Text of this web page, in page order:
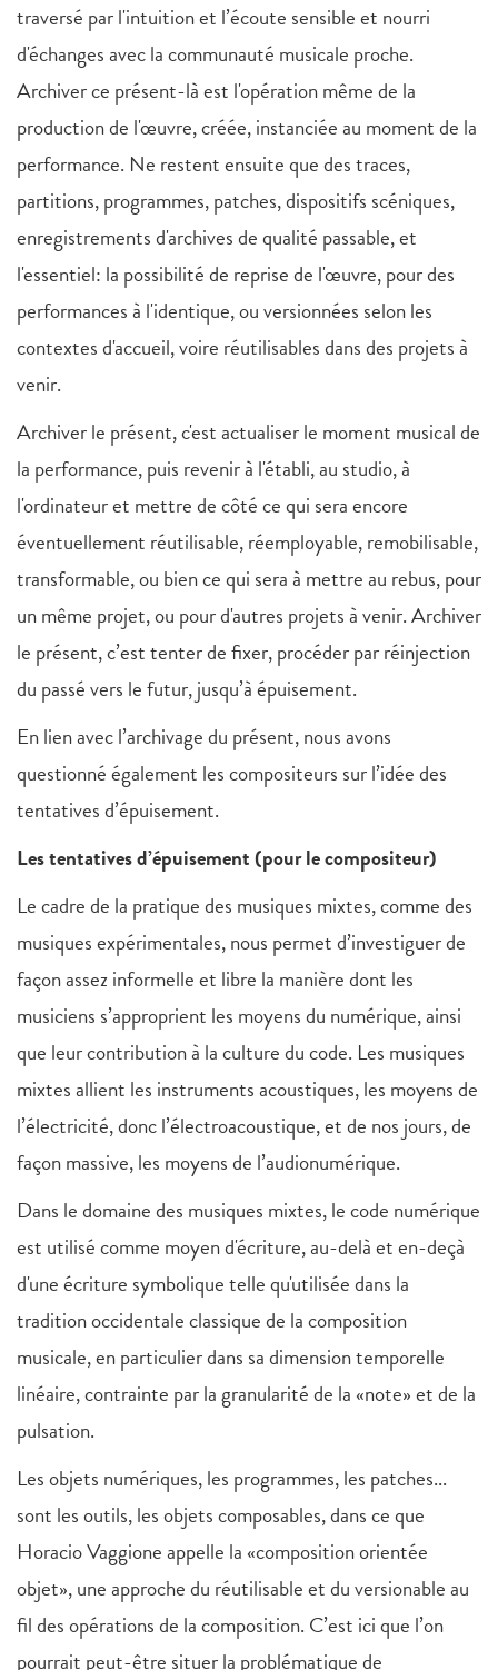
traversé par l'intuition et l’écoute sensible et nourri
d'échanges avec la communauté musicale proche.
Archiver ce présent-là est l'opération même de la
production de l'œuvre, créée, instanciée au moment de la
performance. Ne restent ensuite que des traces,
partitions, programmes, patches, dispositifs scéniques,
enregistrements d'archives de qualité passable, et
l'essentiel: la possibilité de reprise de l'œuvre, pour des
performances à l'identique, ou versionnées selon les
contextes d'accueil, voire réutilisables dans des projets à
venir.
Archiver le présent, c'est actualiser le moment musical de
la performance, puis revenir à l'établi, au studio, à
l'ordinateur et mettre de côté ce qui sera encore
éventuellement réutilisable, réemployable, remobilisable,
transformable, ou bien ce qui sera à mettre au rebus, pour
un même projet, ou pour d'autres projets à venir. Archiver
le présent, c’est tenter de fixer, procéder par réinjection
du passé vers le futur, jusqu’à épuisement.
En lien avec l’archivage du présent, nous avons
questionné également les compositeurs sur l’idée des
tentatives d’épuisement.
Les tentatives d’épuisement (pour le compositeur)
Le cadre de la pratique des musiques mixtes, comme des
musiques expérimentales, nous permet d’investiguer de
façon assez informelle et libre la manière dont les
musiciens s’approprient les moyens du numérique, ainsi
que leur contribution à la culture du code. Les musiques
mixtes allient les instruments acoustiques, les moyens de
l’électricité, donc l’électroacoustique, et de nos jours, de
façon massive, les moyens de l’audionumérique.
Dans le domaine des musiques mixtes, le code numérique
est utilisé comme moyen d'écriture, au-delà et en-deçà
d'une écriture symbolique telle qu'utilisée dans la
tradition occidentale classique de la composition
musicale, en particulier dans sa dimension temporelle
linéaire, contrainte par la granularité de la «note» et de la
pulsation.
Les objets numériques, les programmes, les patches...
sont les outils, les objets composables, dans ce que
Horacio Vaggione appelle la «composition orientée
objet», une approche du réutilisable et du versionable au
fil des opérations de la composition. C’est ici que l’on
pourrait peut-être situer la problématique de